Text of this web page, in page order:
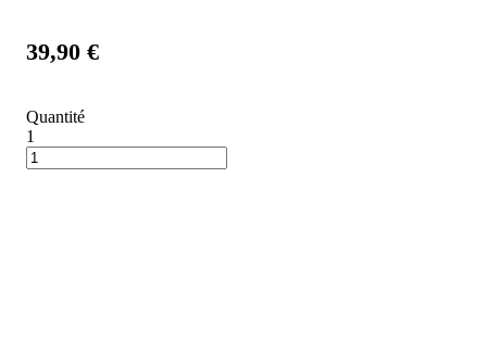
39,90 €
Quantité
1